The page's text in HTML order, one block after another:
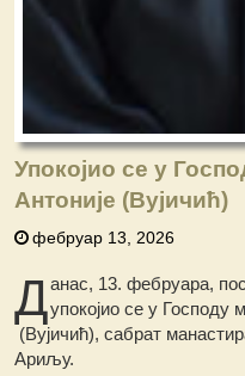
Упокојио се у
Антоније (Вујичић)
фебруар 13, 2026
Данас, 13. фебруара,
упокојио се у Господу
(Вујичић), сабрат
Ариљу.